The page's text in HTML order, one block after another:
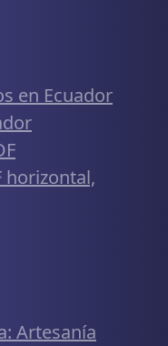
en Ecuador
horizontal,
Artesanía